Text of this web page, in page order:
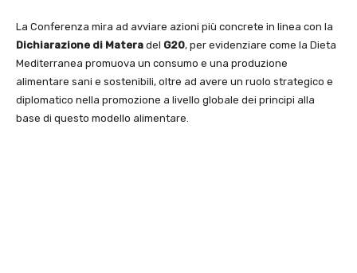
La Conferenza mira ad avviare azioni più concrete in linea con la
Dichiarazione di Matera del G20, per evidenziare come la Dieta
Mediterranea promuova un consumo e una produzione
alimentare sani e sostenibili, oltre ad avere un ruolo strategico e
diplomatico nella promozione a livello globale dei principi alla
base di questo modello alimentare.